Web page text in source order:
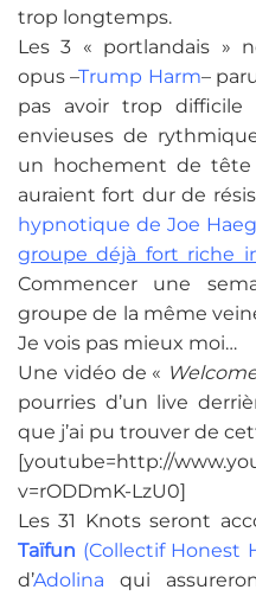
trop longtemps.
Les 3 « portlandais »
opus –Trump Harm–
pas avoir trop difficile
envieuses de
un hochement de
auraient fort dur de
hypnotique de Joe
groupe déjà fort riche
Commencer une
groupe de la même
Je vois pas mieux moi…
Une vidéo de «
pourries d’un live
que j’ai pu trouver de
[youtube=http://
v=rODDmK-LzU0]
Les 31 Knots seront
Taïfun (Collectif Honest
d’Adolina qui